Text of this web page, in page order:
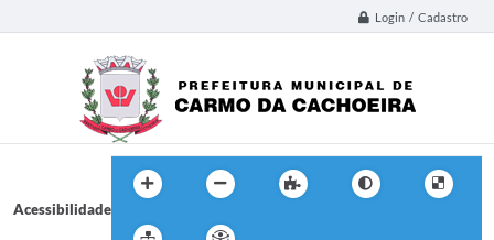
Login / Cadastro
Acessibilidade